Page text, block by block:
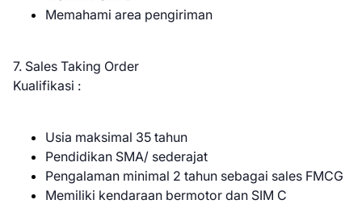
Memahami area pengiriman
7. Sales Taking Order
Kualifikasi :
Usia maksimal 35 tahun
Pendidikan SMA/ sederajat
Pengalaman minimal 2 tahun sebagai sales FMCG
Memiliki kendaraan bermotor dan SIM C